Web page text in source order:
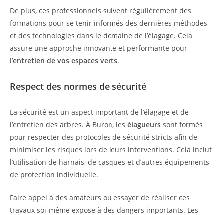
De plus, ces professionnels suivent régulièrement des
formations pour se tenir informés des dernières méthodes
et des technologies dans le domaine de l’élagage. Cela
assure une approche innovante et performante pour
l’entretien de vos espaces verts.
Respect des normes de sécurité
La sécurité est un aspect important de l’élagage et de
l’entretien des arbres. À Buron, les élagueurs sont formés
pour respecter des protocoles de sécurité stricts afin de
minimiser les risques lors de leurs interventions. Cela inclut
l’utilisation de harnais, de casques et d’autres équipements
de protection individuelle.
Faire appel à des amateurs ou essayer de réaliser ces
travaux soi-même expose à des dangers importants. Les